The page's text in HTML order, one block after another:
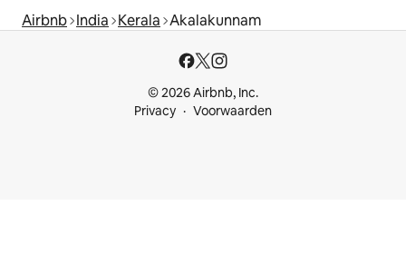
Airbnb India Kerala Akalakunnam
© 2026 Airbnb, Inc.
Privacy
Voorwaarden